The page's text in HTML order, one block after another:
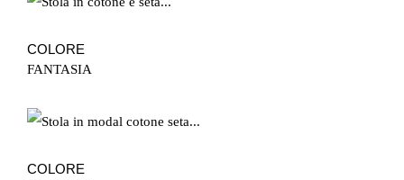
COLORE
FANTASIA
COLORE